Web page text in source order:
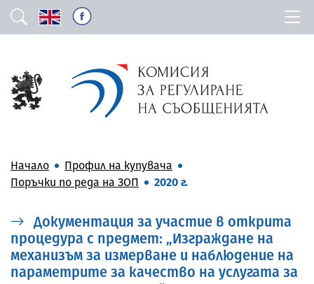
Начало
Профил на купувача
Поръчки по реда на ЗОП
2020 г.
Документация за участие в открита
процедура с предмет: „Изграждане на
механизъм за измерване и наблюдение на
параметрите за качество на услугата за